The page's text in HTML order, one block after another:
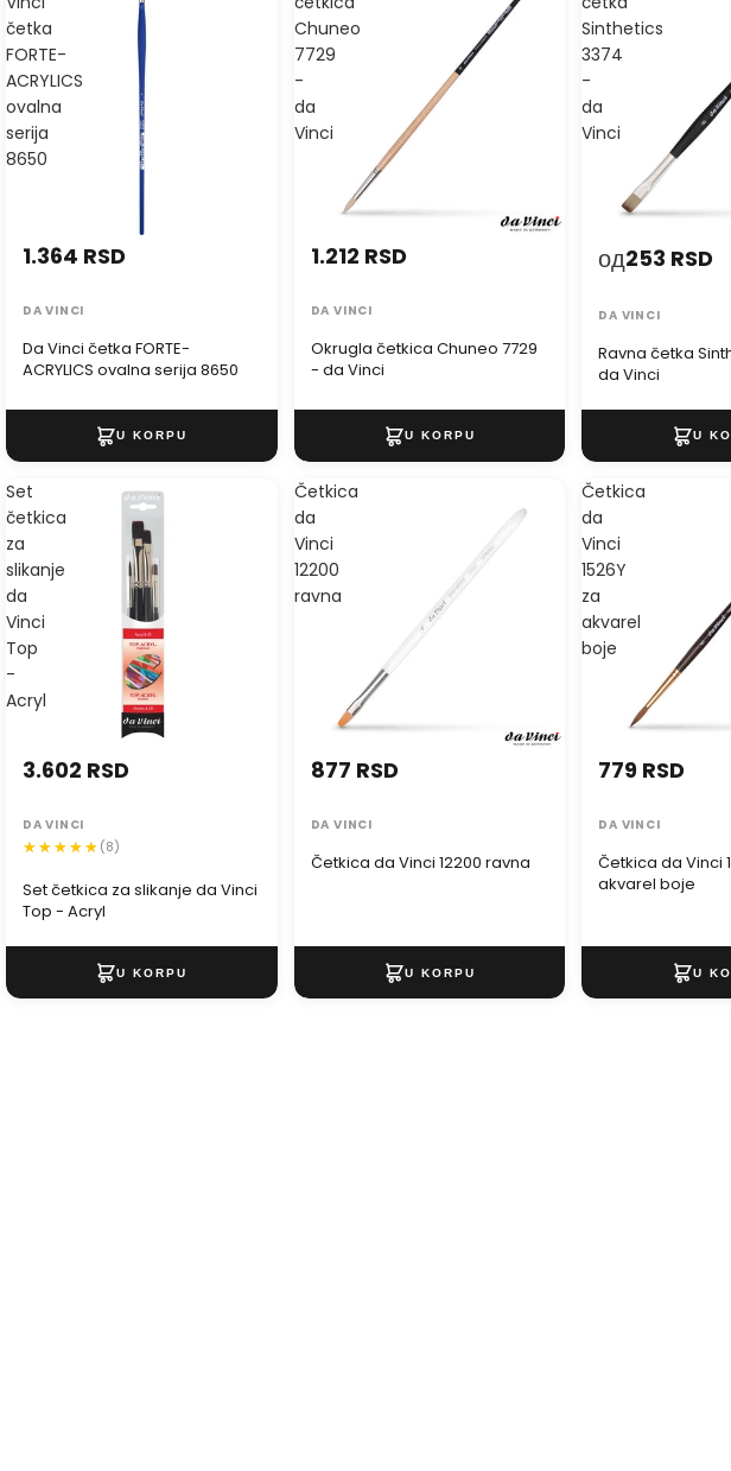
četka
FORTE-
ACRYLICS
ovalna
serija
8650
Da Vinci četka FORTE-
ACRYLICS ovalna serija 8650
1.364 RSD
DA VINCI
Chuneo
7729
-
da
Vinci
Okrugla četkica Chuneo 7729
- da Vinci
1.212 RSD
DA VINCI
Sinthetics
3374
-
da
Vinci
Ravna četka
da Vinci
од253 RSD
DA VINCI
Set
četkica
za
slikanje
da
Vinci
Top
-
Acryl
Set četkica za slikanje da Vinci
Top - Acryl
3.602 RSD
DA VINCI
(8)
Četkica
da
Vinci
12200
ravna
Četkica da Vinci 12200 ravna
877 RSD
DA VINCI
Četkica
da
Vinci
1526Y
za
akvarel
boje
Četkica da Vinci
akvarel boje
779 RSD
DA VINCI